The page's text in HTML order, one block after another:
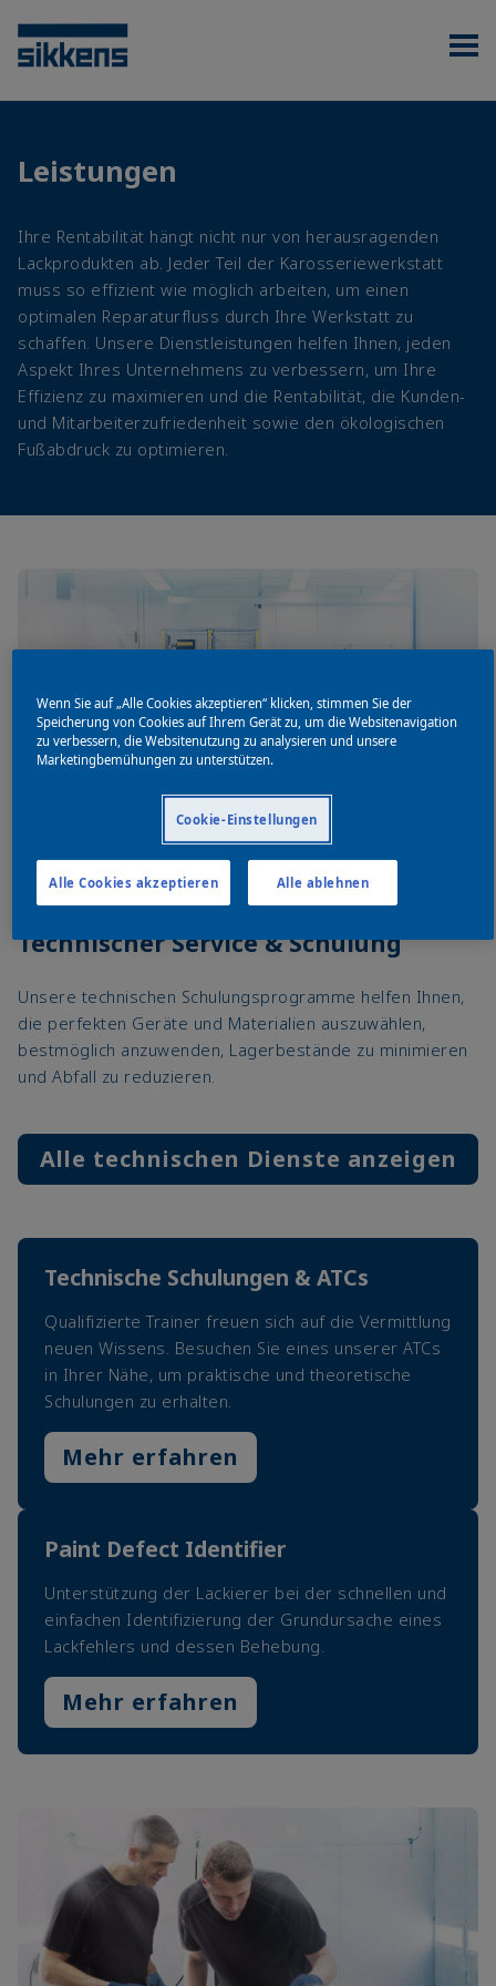
Leistungen
Ihre Rentabilität hängt nicht nur von herausragenden
Lackprodukten ab. Jeder Teil der Karosseriewerkstatt
muss so effizient wie möglich arbeiten, um einen
optimalen Reparaturfluss durch Ihre Werkstatt zu
schaffen. Unsere Dienstleistungen helfen Ihnen, jeden
Aspekt Ihres Unternehmens zu verbessern, um Ihre
Effizienz zu maximieren und die Rentabilität, die Kunden-
und Mitarbeiterzufriedenheit sowie den ökologischen
Fußabdruck zu optimieren.
Technischer Service & Schulung
Unsere technischen Schulungsprogramme helfen Ihnen,
die perfekten Geräte und Materialien auszuwählen,
bestmöglich anzuwenden, Lagerbestände zu minimieren
und Abfall zu reduzieren.
Alle technischen Dienste anzeigen
Technische Schulungen & ATCs
Qualifizierte Trainer freuen sich auf die Vermittlung
neuen Wissens. Besuchen Sie eines unserer ATCs
in Ihrer Nähe, um praktische und theoretische
Schulungen zu erhalten.
Mehr erfahren
Paint Defect Identifier
Unterstützung der Lackierer bei der schnellen und
einfachen Identifizierung der Grundursache eines
Lackfehlers und dessen Behebung.
Mehr erfahren
Wenn Sie auf „Alle Cookies akzeptieren“ klicken, stimmen Sie der
Speicherung von Cookies auf Ihrem Gerät zu, um die Websitenavigation
zu verbessern, die Websitenutzung zu analysieren und unsere
Marketingbemühungen zu unterstützen.
Cookie-Einstellungen
Alle ablehnen
Alle Cookies akzeptieren